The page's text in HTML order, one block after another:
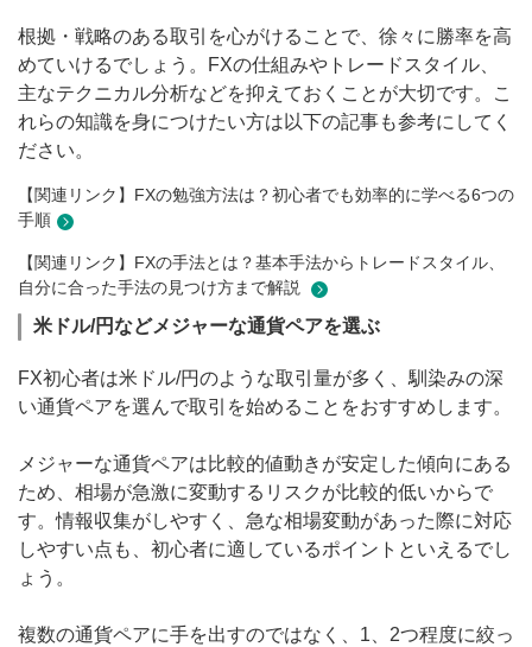
根拠・戦略のある取引を心がけることで、徐々に勝率を高
めていけるでしょう。FXの仕組みやトレードスタイル、
主なテクニカル分析などを抑えておくことが大切です。こ
れらの知識を身につけたい方は以下の記事も参考にしてく
ださい。
【関連リンク】FXの勉強方法は？初心者でも効率的に学べる6つの
手順
【関連リンク】FXの手法とは？基本手法からトレードスタイル、
自分に合った手法の見つけ方まで解説
米ドル/円などメジャーな通貨ペアを選ぶ
FX初心者は米ドル/円のような取引量が多く、馴染みの深
い通貨ペアを選んで取引を始めることをおすすめします。
メジャーな通貨ペアは比較的値動きが安定した傾向にある
ため、相場が急激に変動するリスクが比較的低いからで
す。情報収集がしやすく、急な相場変動があった際に対応
しやすい点も、初心者に適しているポイントといえるでし
ょう。
複数の通貨ペアに手を出すのではなく、1、2つ程度に絞っ